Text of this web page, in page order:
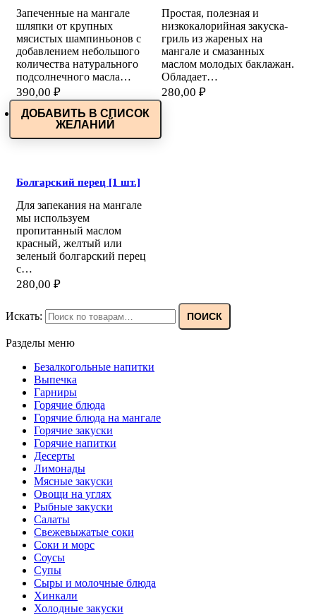
Запеченные на мангале
шляпки от крупных
мясистых шампиньонов с
добавлением небольшого
количества натурального
подсолнечного масла…
390,00 ₽
Простая, полезная и
низкокалорийная закуска-
гриль из жареных на
мангале и смазанных
маслом молодых баклажан.
Обладает…
280,00 ₽
ДОБАВИТЬ В СПИСОК
ЖЕЛАНИЙ
Болгарский перец [1 шт.]
Для запекания на мангале
мы используем
пропитанный маслом
красный, желтый или
зеленый болгарский перец
с…
280,00 ₽
Искать: ПОИСК
Разделы меню
Безалкогольные напитки
Выпечка
Гарниры
Горячие блюда
Горячие блюда на мангале
Горячие закуски
Горячие напитки
Десерты
Лимонады
Мясные закуски
Овощи на углях
Рыбные закуски
Салаты
Свежевыжатые соки
Соки и морс
Соусы
Супы
Сыры и молочные блюда
Хинкали
Холодные закуски